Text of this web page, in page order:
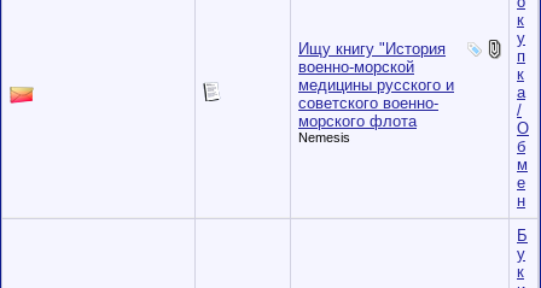
Ищу книгу "История
военно-морской
медицины русского и
советского военно-
морского флота
Nemesis
к
у
п
к
а
/
О
б
м
е
н
Б
у
к